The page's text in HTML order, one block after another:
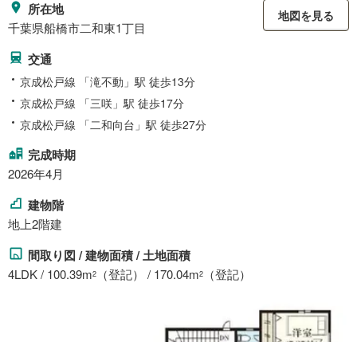
所在地
千葉県船橋市二和東1丁目
地図を見る
交通
京成松戸線 「滝不動」駅 徒歩13分
京成松戸線 「三咲」駅 徒歩17分
京成松戸線 「二和向台」駅 徒歩27分
完成時期
2026年4月
建物階
地上2階建
間取り図 / 建物面積 / 土地面積
4LDK / 100.39m2 （登記） / 170.04m2 （登記）